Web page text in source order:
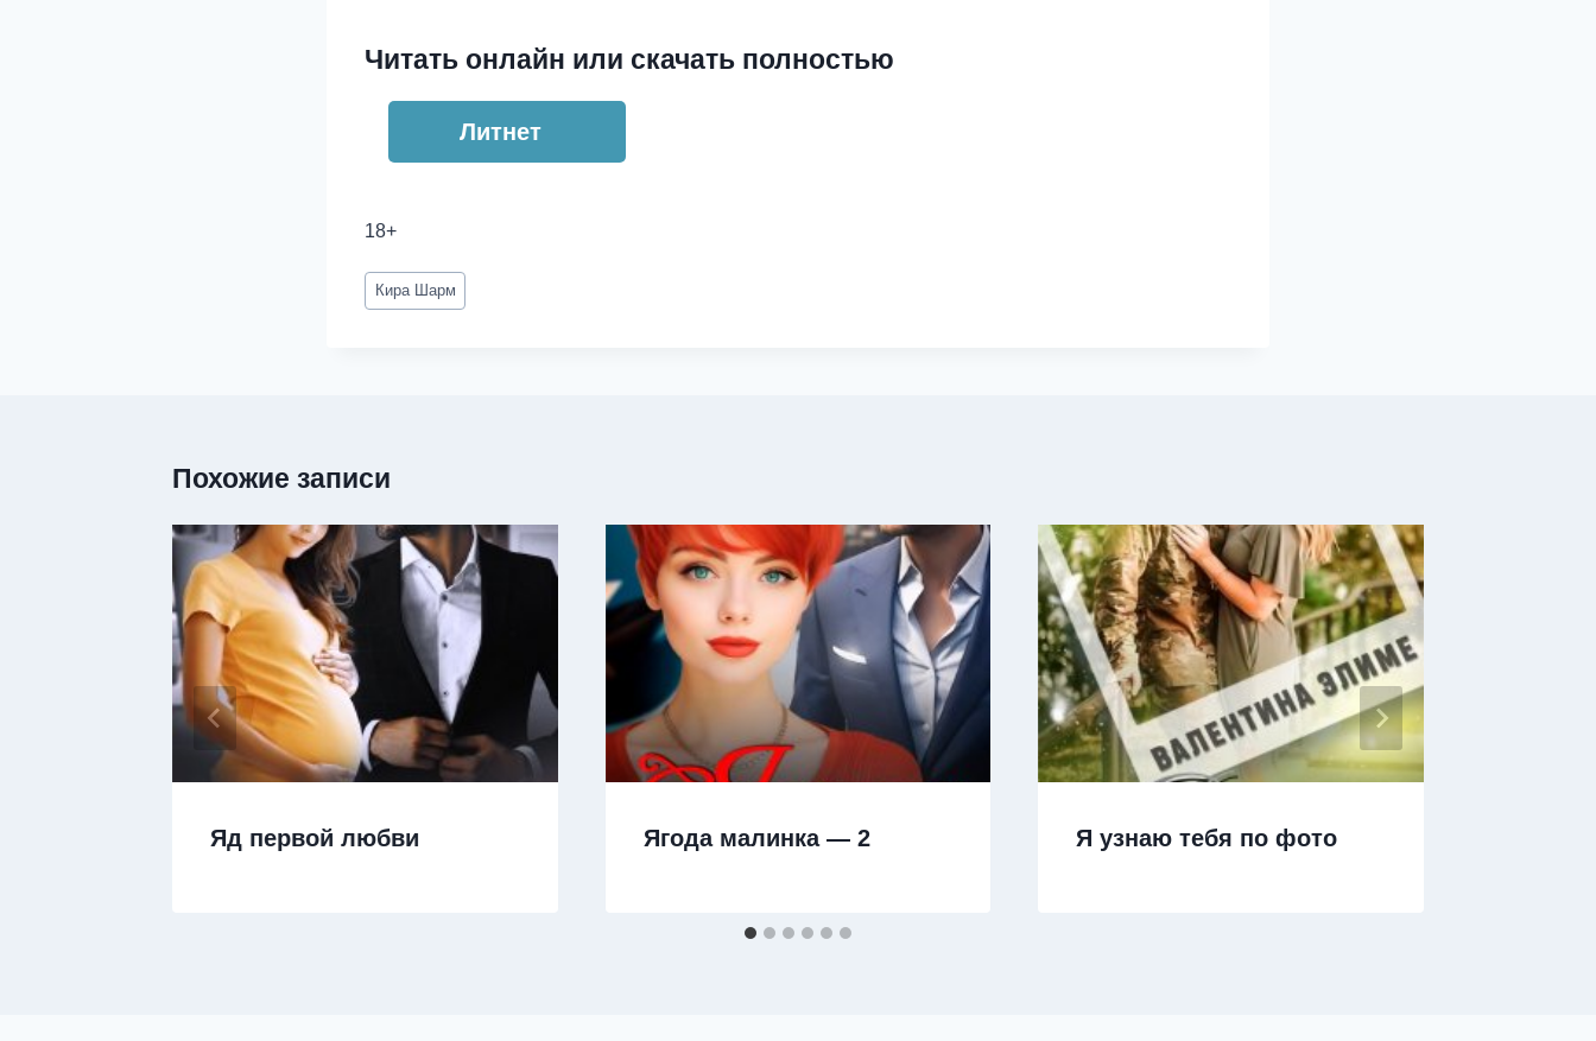
Читать онлайн или скачать полностью
Литнет
18+
Метки
записи:
Кира Шарм
Похожие записи
Яд первой любви Ягода малинка — 2 Я узнаю тебя по фото